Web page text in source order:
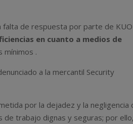
falta de respuesta por parte de
en cuanto a medios de
mínimos .
a la mercantil Security
por la dejadez y la negligencia
de trabajo dignas y seguras; por